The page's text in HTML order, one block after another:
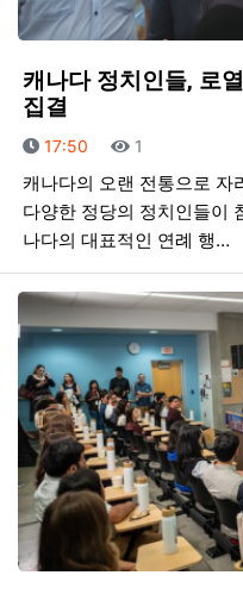
캐나다 정치인들, 로
집결
등록일
17:50 조회
1
캐나다의 오랜 전통으로 자
다양한 정당의 정치인들이
나다의 대표적인 연례 행…